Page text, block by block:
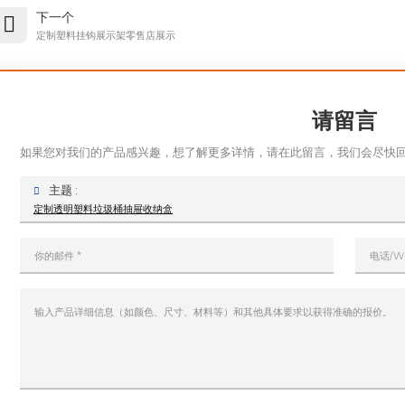
下一个
定制塑料挂钩展示架零售店展示
请留言
如果您对我们的产品感兴趣，想了解更多详情，请在此留言，我们会尽快
主题 :
定制透明塑料垃圾桶抽屉收纳盒